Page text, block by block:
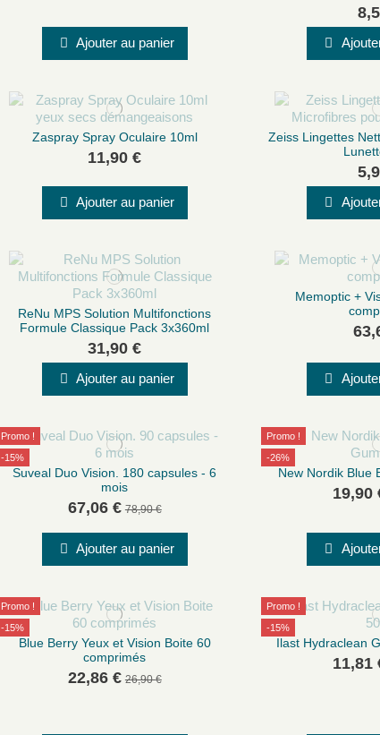
Ajouter au panier
Zaspray Spray Oculaire 10ml
11,90 €
Ajouter au panier
Zeiss Lingettes
ReNu MPS Solution Multifonctions
Formule Classique Pack 3x360ml
31,90 €
Ajouter au panier
Memoptic +
Promo !
-15%
Suveal Duo Vision. 180 capsules - 6
mois
67,06 € 78,90 €
Ajouter au panier
Promo !
-26%
New Nordik Blue
19,90
Promo !
-15%
Blue Berry Yeux et Vision Boite 60
comprimés
22,86 € 26,90 €
Promo !
-15%
Ilast Hydraclean
11,81